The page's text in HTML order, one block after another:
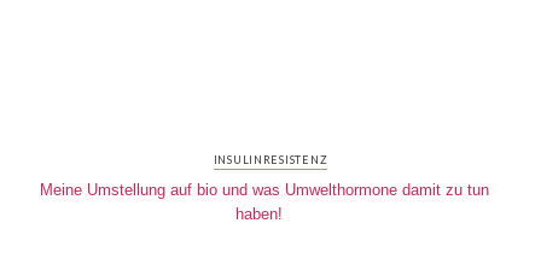
INSULINRESISTENZ
Meine Umstellung auf bio und was Umwelthormone damit zu tun
haben!